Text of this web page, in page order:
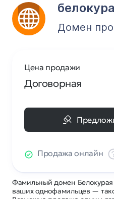
Домен
Фамильный домен
ваших однофамильцев —
Цена продажи
Договорная
Продажа онлайн